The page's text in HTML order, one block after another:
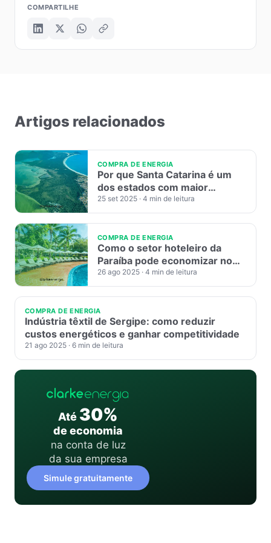
COMPARTILHE
Artigos relacionados
COMPRA DE ENERGIA
Por que Santa Catarina é um
dos estados com maior
potencial no Mercado Livre de
Energia
25 set 2025 · 4 min de leitura
COMPRA DE ENERGIA
Como o setor hoteleiro da
Paraíba pode economizar no
Mercado Livre de Energia
26 ago 2025 · 4 min de leitura
COMPRA DE ENERGIA
Indústria têxtil de Sergipe: como reduzir
custos energéticos e ganhar competitividade
21 ago 2025 · 6 min de leitura
Até 30%
de economia
na conta de luz
da sua empresa
Simule gratuitamente